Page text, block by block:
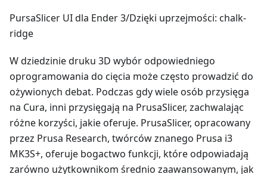
PursaSlicer UI dla Ender 3/Dzięki uprzejmości: chalk-
ridge
W dziedzinie druku 3D wybór odpowiedniego
oprogramowania do cięcia może często prowadzić do
ożywionych debat. Podczas gdy wiele osób przysięga
na Cura, inni przysięgają na PrusaSlicer, zachwalając
różne korzyści, jakie oferuje. PrusaSlicer, opracowany
przez Prusa Research, twórców znanego Prusa i3
MK3S+, oferuje bogactwo funkcji, które odpowiadają
zarówno użytkownikom średnio zaawansowanym, jak